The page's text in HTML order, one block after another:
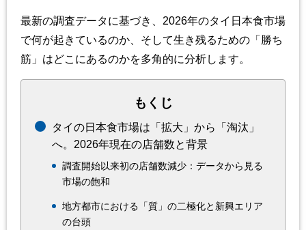
最新の調査データに基づき、2026年のタイ日本食市場
で何が起きているのか、そして生き残るための「勝ち
筋」はどこにあるのかを多角的に分析します。
もくじ
タイの日本食市場は「拡大」から「淘汰」
へ。2026年現在の店舗数と背景
調査開始以来初の店舗数減少：データから見る
市場の飽和
地方都市における「質」の二極化と新興エリア
の台頭